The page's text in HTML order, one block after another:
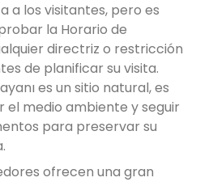
a los visitantes, pero es
la Horario de
directriz o restricción
de planificar su visita.
es un sitio natural, es
medio ambiente y seguir
para preservar su
ofrecen una gran